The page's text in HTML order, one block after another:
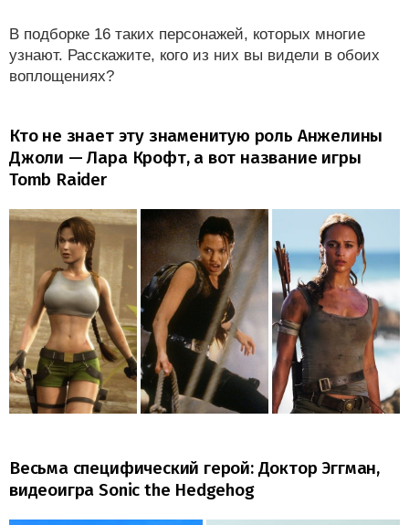
В подборке 16 таких персонажей, которых многие
узнают. Расскажите, кого из них вы видели в обоих
воплощениях?
Кто не знает эту знаменитую роль Анжелины
Джоли — Лара Крофт, а вот название игры
Tomb Raider
Весьма специфический герой: Доктор Эггман,
видеоигра Sonic the Hedgehog